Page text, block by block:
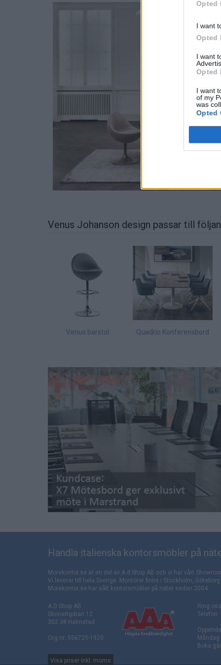
Opted
I want
Opted
I want
Opted
I want
of my
was
Opted
Venus Johanson design passar till
Venus barstol Quadrio Konferensbord
Handla italienska kontorsmöbler på
Morekontor.se är en del av A.d Shop AB och vi har vårt
Vi leverar till hela Sverige. Montörer finns i Stockholm,
Morekontor.se har sålt kontorsmöbler på nätet sedan 2004.
A.D Shop AB
Skonertgatan 12
302 38 Halmstad
Org nr: 556725-1920
Ring
Telefon:
Boka
Visa priser inkl. moms